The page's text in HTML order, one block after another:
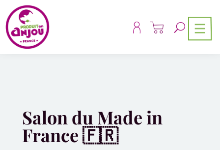
Salon du Made in
France 🇫🇷
Panneau de gestion des cookies